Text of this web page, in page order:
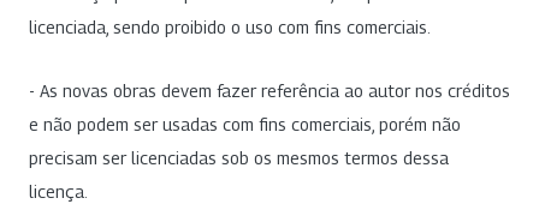
licenciada, sendo proibido o uso com fins comerciais.
- As novas obras devem fazer referência ao autor nos créditos
e não podem ser usadas com fins comerciais, porém não
precisam ser licenciadas sob os mesmos termos dessa
licença.